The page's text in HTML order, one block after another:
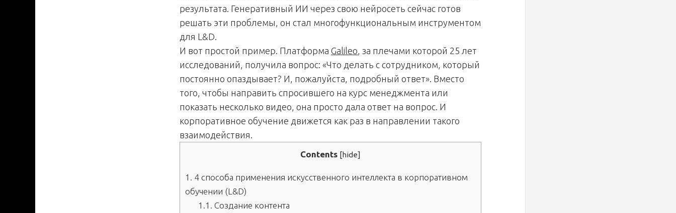
результата. Генеративный ИИ через свою нейросеть сейчас готов
решать эти проблемы, он стал многофункциональным инструментом
для L&D.
И вот простой пример. Платформа Galileo , за плечами которой 25 лет
исследований, получила вопрос: «Что делать с сотрудником, который
постоянно опаздывает? И, пожалуйста, подробный ответ». Вместо
того, чтобы направить спросившего на курс менеджмента или
показать несколько видео, она просто дала ответ на вопрос. И
корпоративное обучение движется как раз в направлении такого
взаимодействия.
Contents [hide]
1. 4 способа применения искусственного интеллекта в корпоративном
обучении (L&D)
1.1. Создание контента